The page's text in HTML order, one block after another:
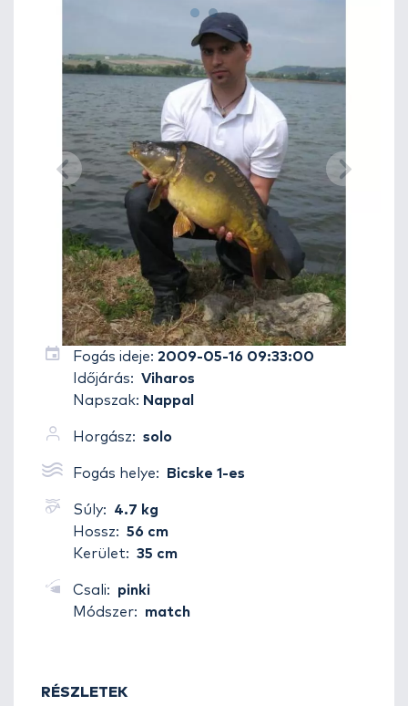
1 2
Fogás ideje: 2009-05-16 09:33:00
Időjárás: Viharos
Napszak: Nappal
Horgász: solo
Fogás helye: Bicske 1-es
Súly:
4.7 kg
Hossz: 56 cm
Kerület: 35 cm
Csali:
pinki
Módszer:
match
RÉSZLETEK